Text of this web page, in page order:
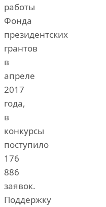
работы
Фонда
президентских
грантов
в
апреле
2017
года,
в
конкурсы
поступило
176
886
заявок.
Поддержку